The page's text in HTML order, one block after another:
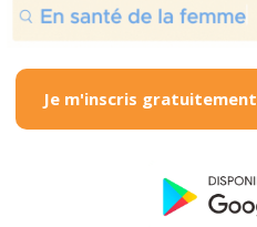
Je m'inscris gratuitement